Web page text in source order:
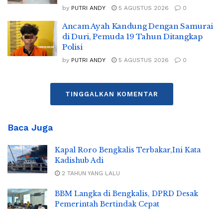
by PUTRI ANDY 5 AGUSTUS 2026 0
Ancam Ayah Kandung Dengan Samurai
di Duri, Pemuda 19 Tahun Ditangkap
Polisi
by PUTRI ANDY 5 AGUSTUS 2026 0
TINGGALKAN KOMENTAR
Baca Juga
Kapal Roro Bengkalis Terbakar,Ini Kata
Kadishub Adi
2 TAHUN YANG LALU
BBM Langka di Bengkalis, DPRD Desak
Pemerintah Bertindak Cepat